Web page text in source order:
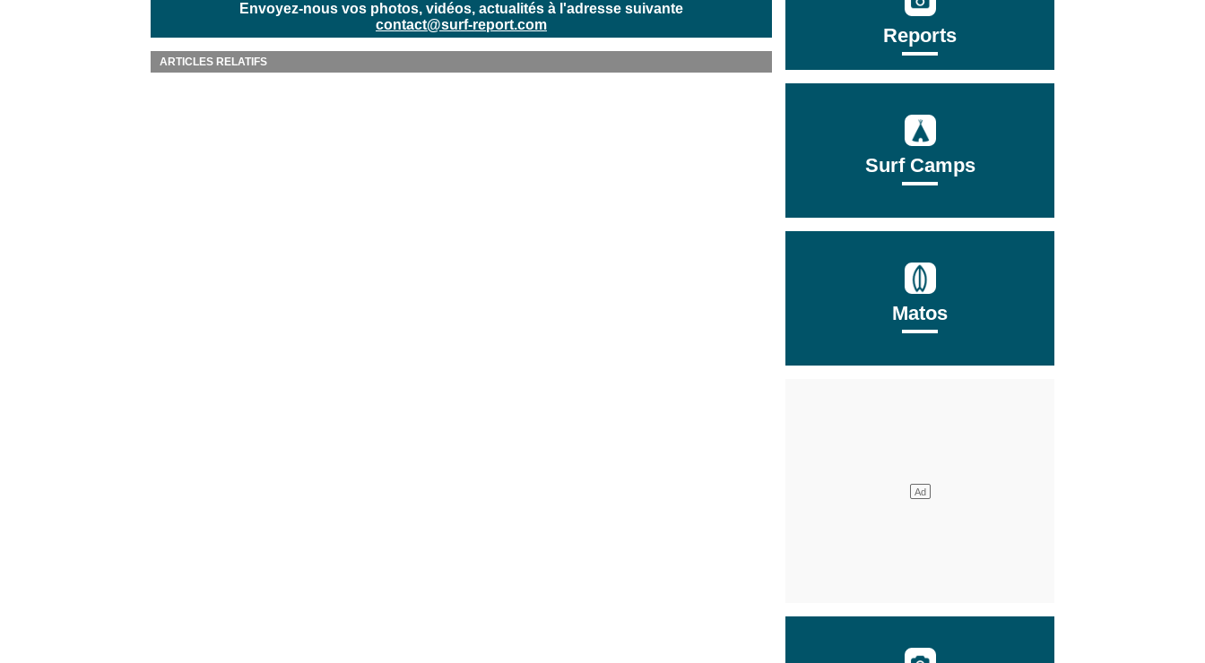
Envoyez-nous vos photos, vidéos, actualités à l'adresse suivante
contact@surf-report.com
ARTICLES RELATIFS
Reports
Surf Camps
Matos